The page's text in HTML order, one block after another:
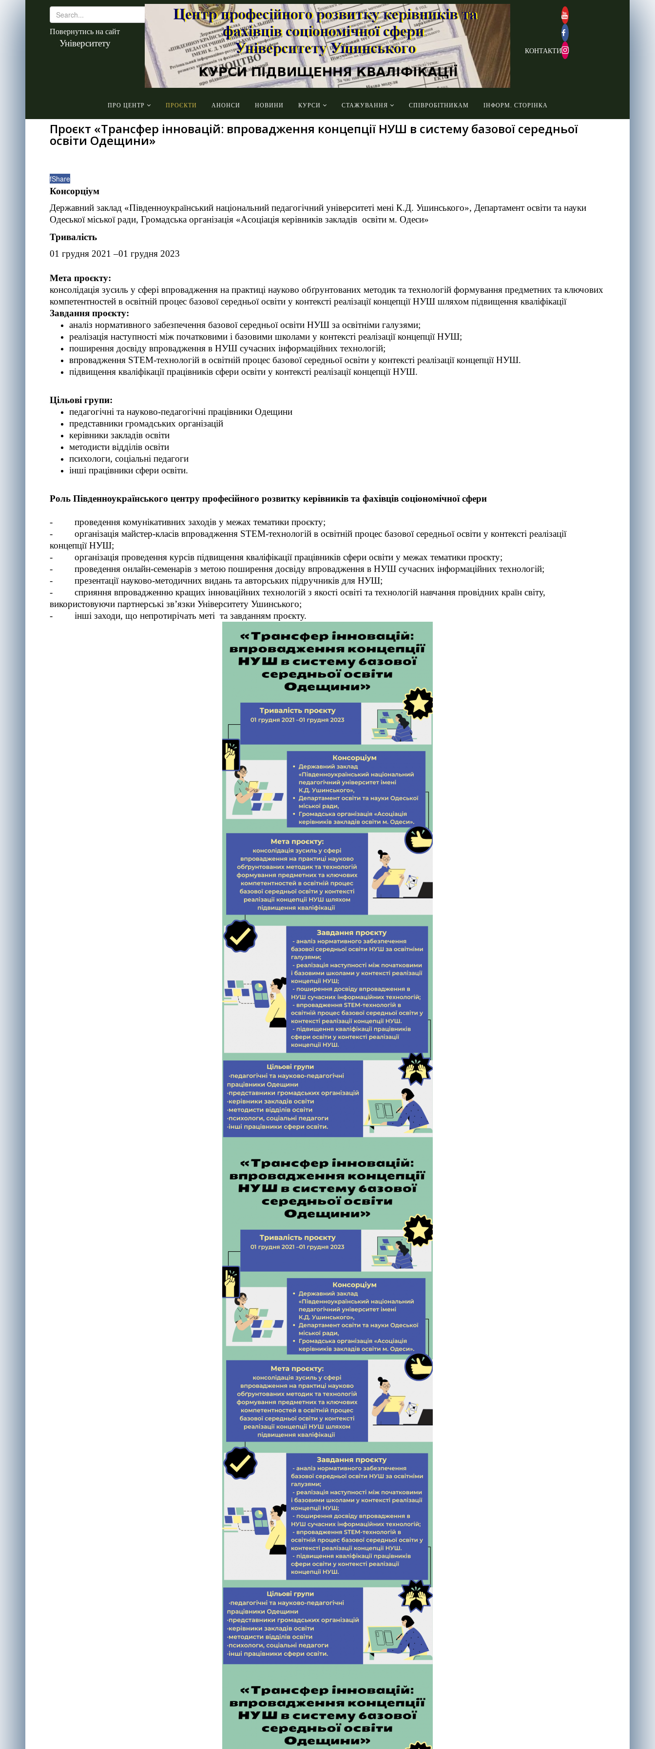
Повернутись на сайт
Університету
КОНТАКТИ
ПРО ЦЕНТР ПРОЄКТИ АНОНСИ НОВИНИ КУРСИ СТАЖУВАННЯ СПІВРОБІТНИКАМ ІНФОРМ. СТОРІНКА
Проєкт «Трансфер інновацій: впровадження концепції НУШ в систему базової середньої
освіти Одещини»
fShare
Консорціум
Державний заклад «Південноукраїнський національний педагогічний університеті мені К.Д. Ушинського», Департамент освіти та науки
Одеської міської ради, Громадська організація «Асоціація керівників закладів освіти м. Одеси»
Тривалість
01 грудня 2021 –01 грудня 2023
Мета проєкту:
консолідація зусиль у сфері впровадження на практиці науково обґрунтованих методик та технологій формування предметних та ключових
компетентностей в освітній процес базової середньої освіти у контексті реалізації концепції НУШ шляхом підвищення кваліфікації
Завдання проєкту:
аналіз нормативного забезпечення базової середньої освіти НУШ за освітніми галузями;
реалізація наступності між початковими і базовими школами у контексті реалізації концепції НУШ;
поширення досвіду впровадження в НУШ сучасних інформаційних технологій;
впровадження STEM-технологій в освітній процес базової середньої освіти у контексті реалізації концепції НУШ.
підвищення кваліфікації працівників сфери освіти у контексті реалізації концепції НУШ.
Цільові групи:
педагогічні та науково-педагогічні працівники Одещини
представники громадських організацій
керівники закладів освіти
методисти відділів освіти
психологи, соціальні педагоги
інші працівники сфери освіти.
Роль Південноукраїнського центру професійного розвитку керівників та фахівців соціономічної сфери
- проведення комунікативних заходів у межах тематики проєкту;
- організація майстер-класів впровадження STEM-технологій в освітній процес базової середньої освіти у контексті реалізації
концепції НУШ;
- організація проведення курсів підвищення кваліфікації працівників сфери освіти у межах тематики проєкту;
- проведення онлайн-семенарів з метою поширення досвіду впровадження в НУШ сучасних інформаційних технологій;
- презентації науково-методичних видань та авторських підручників для НУШ;
- сприяння впровадженню кращих інноваційних технологій з якості освіті та технологій навчання провідних країн світу,
використовуючи партнерські зв’язки Університету Ушинського;
- інші заходи, що непротирічать меті та завданням проєкту.